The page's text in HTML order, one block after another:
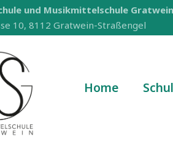
und Musikmittelschule Gratwein
10, 8112 Gratwein-Straßengel
Home